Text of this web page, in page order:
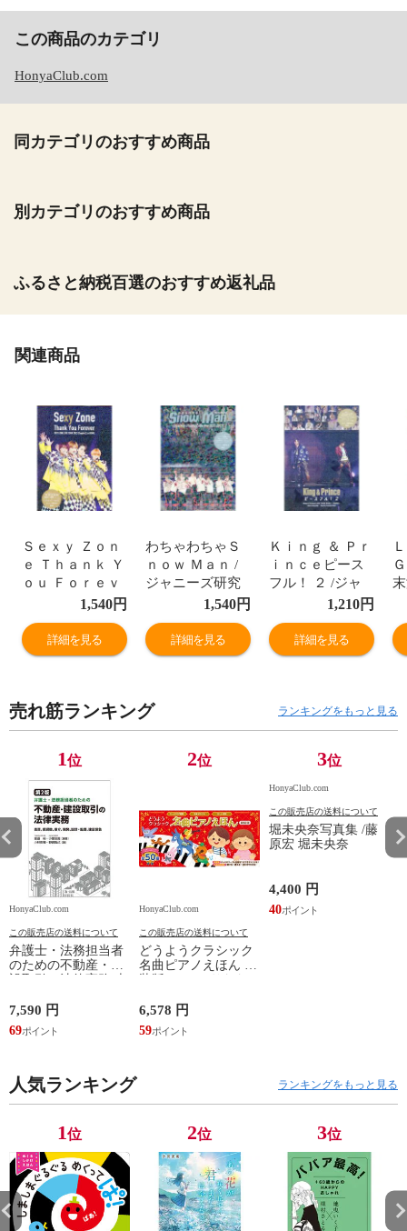
この商品のカテゴリ
HonyaClub.com
同カテゴリのおすすめ商品
別カテゴリのおすすめ商品
ふるさと納税百選のおすすめ返礼品
関連商品
Ｓｅｘｙ Ｚｏｎ
ｅ Ｔｈａｎｋ Ｙ
ｏｕ Ｆｏｒｅｖ
ｅｒ Ｓｅｘｙ Ｚ
ｏｎｅ ＰＨＯＴ
Ｏ ＲＥＰＯＲＴ
/ジャニーズ研究
1,540円
詳細を見る
わちゃわちゃＳ
ｎｏｗ Ｍａｎ /
ジャニーズ研究
1,540円
詳細を見る
Ｋｉｎｇ ＆ Ｐｒ
ｉｎｃｅピース
フル！ ２ /ジャ
ニーズ研究会
1,210円
詳細を見る
売れ筋ランキング ランキングをもっと見る
1位
HonyaClub.com
この販売店の送料について
弁護士・法務担当者
のための不動産・建
開発、設計・監理、
建設請負 第２版 /富
田裕 小里佳嵩
7,590 円
69
2位
HonyaClub.com
この販売店の送料について
どうようクラシック
名曲ピアノえほん 新
ワシマミワコ
6,578 円
59
3位
HonyaClub.com
この販売店の送料について
堀未央奈写真集 /藤
原宏 堀未央奈
4,400 円
40
人気ランキング ランキングをもっと見る
1位 2位 3位